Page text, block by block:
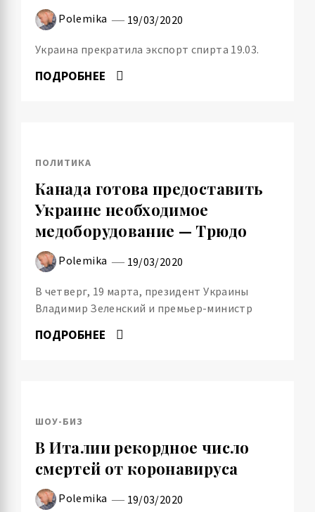
Polemika 19/03/2020
Украина прекратила экспорт спирта 19.03.
ПОДРОБНЕЕ
ПОЛИТИКА
Канада готова предоставить
Украине необходимое
медоборудование — Трюдо
Polemika 19/03/2020
В четверг, 19 марта, президент Украины
Владимир Зеленский и премьер-министр
ПОДРОБНЕЕ
ШОУ-БИЗ
В Италии рекордное число
смертей от коронавируса
Polemika 19/03/2020